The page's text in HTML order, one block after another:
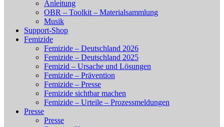
Anleitung
OBR – Toolkit – Materialsammlung
Musik
Support-Shop
Femizide
Femizide – Deutschland 2026
Femizide – Deutschland 2025
Femizid – Ursache und Lösungen
Femizide – Prävention
Femizide – Presse
Femizide sichtbar machen
Femizide – Urteile – Prozessmeldungen
Presse
Presse